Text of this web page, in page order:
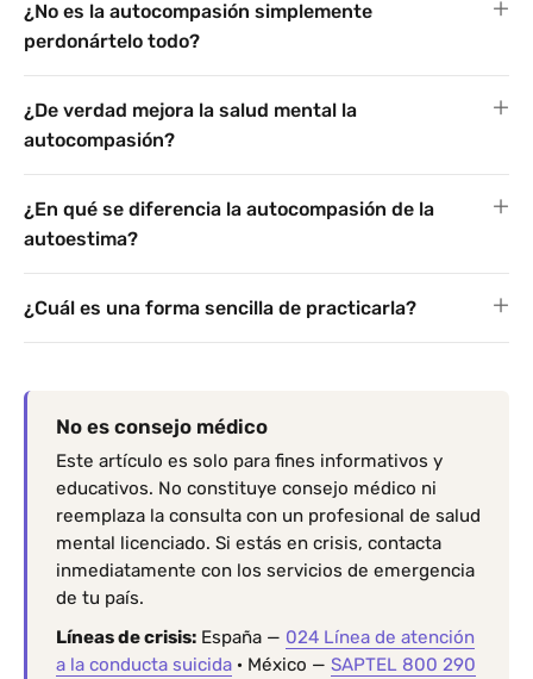
¿No es la autocompasión simplemente
perdonártelo todo?
¿De verdad mejora la salud mental la
autocompasión?
¿En qué se diferencia la autocompasión de la
autoestima?
¿Cuál es una forma sencilla de practicarla?
No es consejo médico
Este artículo es solo para fines informativos y
educativos. No constituye consejo médico ni
reemplaza la consulta con un profesional de salud
mental licenciado. Si estás en crisis, contacta
inmediatamente con los servicios de emergencia
de tu país.
Líneas de crisis: España — 024 Línea de atención
a la conducta suicida · México — SAPTEL 800 290